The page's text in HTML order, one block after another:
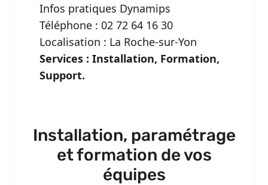
Infos pratiques Dynamips
Téléphone : 02 72 64 16 30
Localisation : La Roche-sur-Yon
Services : Installation, Formation,
Support.
Installation, paramétrage
et formation de vos
équipes